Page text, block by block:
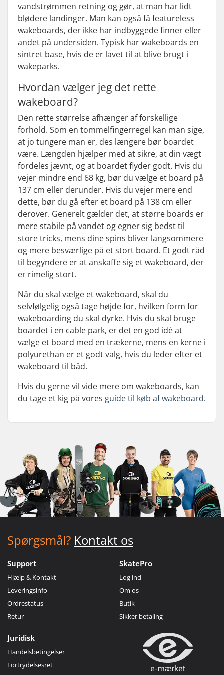
vandstrømmen retning og gør, at man har lidt
blødere landinger. Man kan også få featureless
wakeboards, der ikke har indbyggede finner eller
andet på undersiden. Typisk har wakeboards en
sintret base, hvis de er lavet til at blive brugt i
wakeparks.
Hvordan vælger jeg det rette
wakeboard?
Den rette størrelse afhænger af forskellige
forhold. Som en tommelfingerregel kan man sige,
at jo tungere man er, des længere bør boardet
være. Længden hjælper med at sikre, at din vægt
fordeles jævnt, og at boardet flyder godt. Hvis du
vejer mindre end 68 kg, bør du vælge et board på
137 cm eller derunder. Hvis du vejer mere end
dette, bør du gå efter et board på 138 cm eller
derover. Generelt gælder det, at større boards er
mere stabile på vandet og egner sig bedst til
store tricks, mens dine spins bliver langsommere
og mere besværlige på et stort board. Et godt råd
til begyndere er at anskaffe sig et wakeboard, der
er rimelig stort.
Når du skal vælge et wakeboard, skal du
selvfølgelig også tage højde for, hvilken form for
wakeboarding du skal dyrke. Hvis du skal bruge
boardet i en cable park, er det en god idé at
vælge et board med en trækerne, mens en kerne i
polyurethan er et godt valg, hvis du leder efter et
wakeboard til båd.
Hvis du gerne vil vide mere om wakeboards, kan
du tage et kig på vores guide til køb af wakeboard.
Spørgsmål? Kontakt os
Support
Hjælp & Kontakt
Leveringsinfo
Ordrestatus
Retur
SkatePro
Log ind
Om os
Butik
Sikker betaling
Juridisk
Handelsbetingelser
Fortrydelsesret